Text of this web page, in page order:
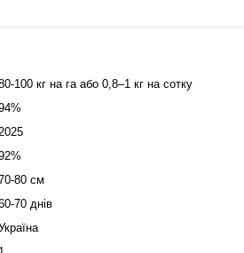
100 кг на га або 0,8–1 кг на сотку
80 см
70 днів